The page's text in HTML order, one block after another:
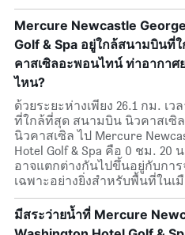
Mercure Newcastle
Golf & Spa อยู่ใกล้สนามบินที่
คาสเซิลอะพอนไทน์ ท่าอากาศ
ไหน?
ด้วยระยะห่างเพียง 26.1 กม.
ที่ใกล้ที่สุด สนามบิน นิวคาสเซิ
นิวคาสเซิล ไป Mercure
Hotel Golf & Spa คือ 0 ชม.
อาจแตกต่างกันไปขึ้นอยู่กับกา
เฉพาะอย่างยิ่งสำหรับพื้นที่ในเ
มีสระว่ายน้ำที่ Mercure